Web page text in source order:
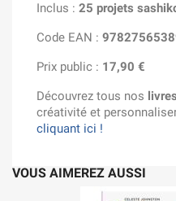
Inclus : 25 projets
Code EAN :
Prix public : 17,90 €
Découvrez tous nos
créativité et
cliquant ici !
VOUS AIMEREZ AUSSI